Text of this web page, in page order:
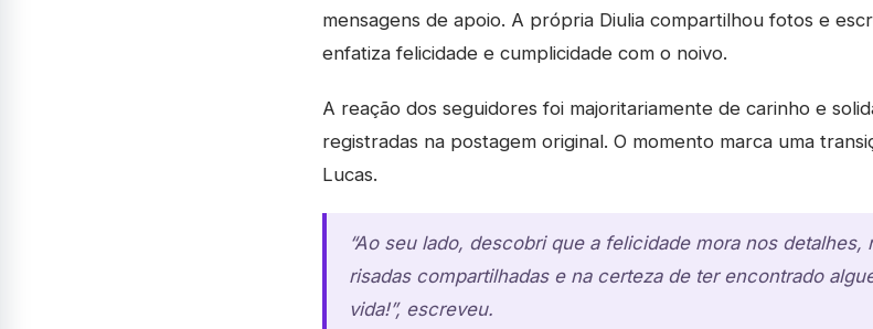
mensagens de apoio. A própria Diulia compartilhou fotos e
enfatiza felicidade e cumplicidade com o noivo.
A reação dos seguidores foi majoritariamente de carinho e
registradas na postagem original. O momento marca uma
Lucas.
“Ao seu lado, descobri que a felicidade mora nos
risadas compartilhadas e na certeza de ter encontrado
vida!”, escreveu.